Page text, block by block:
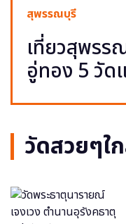
สุพรรณบุรี
เที่ยวสุพรร
อู่ทอง 5 วัด
วัดสวยๆใ